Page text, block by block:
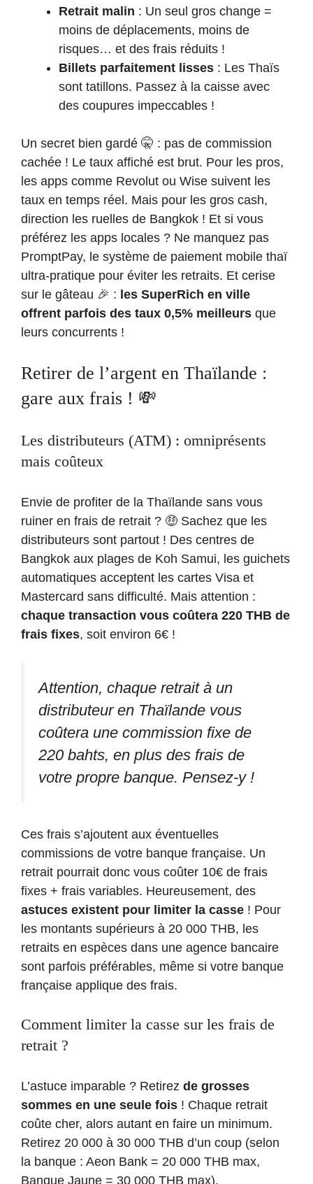
Retrait malin : Un seul gros change =
moins de déplacements, moins de
risques… et des frais réduits !
Billets parfaitement lisses : Les Thaïs
sont tatillons. Passez à la caisse avec
des coupures impeccables !
Un secret bien gardé 🤫 : pas de commission
cachée ! Le taux affiché est brut. Pour les pros,
les apps comme Revolut ou Wise suivent les
taux en temps réel. Mais pour les gros cash,
direction les ruelles de Bangkok ! Et si vous
préférez les apps locales ? Ne manquez pas
PromptPay, le système de paiement mobile thaï
ultra-pratique pour éviter les retraits. Et cerise
sur le gâteau 🎉 : les SuperRich en ville
offrent parfois des taux 0,5% meilleurs que
leurs concurrents !
Retirer de l’argent en Thaïlande :
gare aux frais ! 💸
Les distributeurs (ATM) : omniprésents
mais coûteux
Envie de profiter de la Thaïlande sans vous
ruiner en frais de retrait ? 🤑 Sachez que les
distributeurs sont partout ! Des centres de
Bangkok aux plages de Koh Samui, les guichets
automatiques acceptent les cartes Visa et
Mastercard sans difficulté. Mais attention :
chaque transaction vous coûtera 220 THB de
frais fixes, soit environ 6€ !
Attention, chaque retrait à un
distributeur en Thaïlande vous
coûtera une commission fixe de
220 bahts, en plus des frais de
votre propre banque. Pensez-y !
Ces frais s’ajoutent aux éventuelles
commissions de votre banque française. Un
retrait pourrait donc vous coûter 10€ de frais
fixes + frais variables. Heureusement, des
astuces existent pour limiter la casse ! Pour
les montants supérieurs à 20 000 THB, les
retraits en espèces dans une agence bancaire
sont parfois préférables, même si votre banque
française applique des frais.
Comment limiter la casse sur les frais de
retrait ?
L’astuce imparable ? Retirez de grosses
sommes en une seule fois ! Chaque retrait
coûte cher, alors autant en faire un minimum.
Retirez 20 000 à 30 000 THB d’un coup (selon
la banque : Aeon Bank = 20 000 THB max,
Banque Jaune = 30 000 THB max).